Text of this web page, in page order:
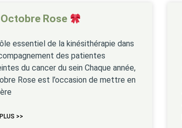
Octobre Rose
essentiel de la kinésithérapie dans
des patientes
du cancer du sein Chaque année,
Rose est l’occasion de mettre en
>>